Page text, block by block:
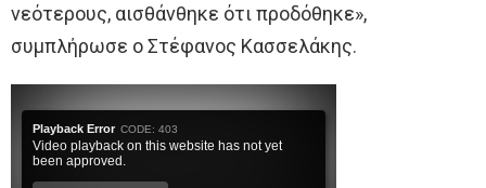
νεότερους, αισθάνθηκε ότι προδόθηκε»,
συμπλήρωσε ο Στέφανος Κασσελάκης.